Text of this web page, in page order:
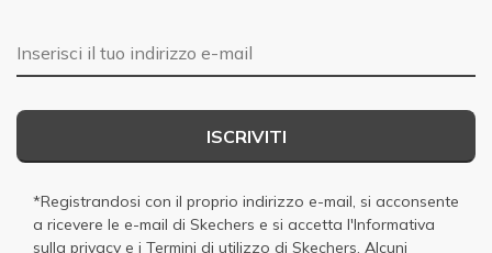
E-mail
ISCRIVITI
*Registrandosi con il proprio indirizzo e-mail, si acconsente
a ricevere le e-mail di Skechers e si accetta l'Informativa
sulla privacy e i Termini di utilizzo di Skechers. Alcuni